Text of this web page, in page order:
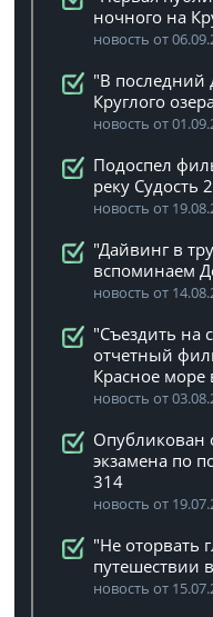
ночного на
новость от
"В последний
Круглого
новость от
Подоспел
реку Судость
новость от
"Дайвинг в
вспоминаем
новость от
"Съездить на
отчетный
Красное
новость от
Опубликован
экзамена по
314
новость от
"Не оторвать
путешествии
новость от